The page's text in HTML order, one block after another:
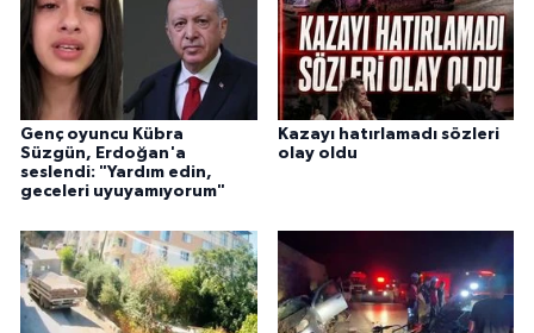
Genç oyuncu Kübra
Süzgün, Erdoğan'a
seslendi: "Yardım edin,
geceleri uyuyamıyorum"
Kazayı hatırlamadı sözleri
olay oldu